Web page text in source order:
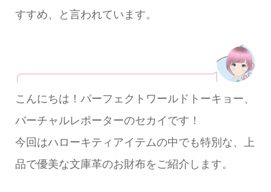
すすめ、と言われています。
こんにちは！パーフェクトワールドトーキョー、
バーチャルレポーターのセカイです！
今回はハローキティアイテムの中でも特別な、上
品で優美な文庫革のお財布をご紹介します。